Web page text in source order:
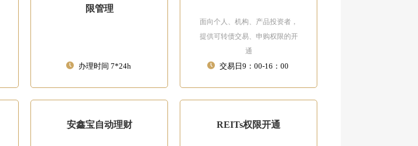
限管理
办理时间 7*24h
面向个人、机构、产品投资者，
提供可转债交易、申购权限的开
通
交易日9：00-16：00
安鑫宝自动理财 REITs权限开通